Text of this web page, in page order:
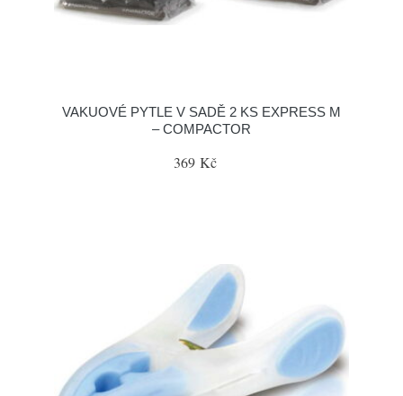
VAKUOVÉ PYTLE V SADĚ 2 KS EXPRESS M
– COMPACTOR
369 Kč